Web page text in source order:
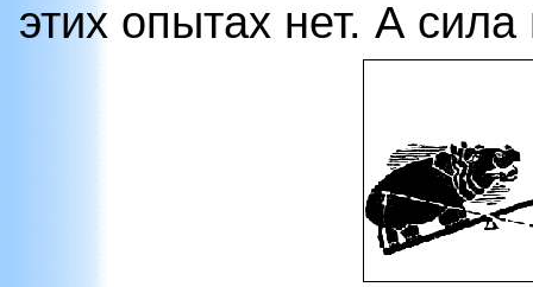
этих опытах нет. А